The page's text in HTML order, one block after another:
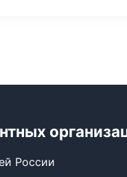
России